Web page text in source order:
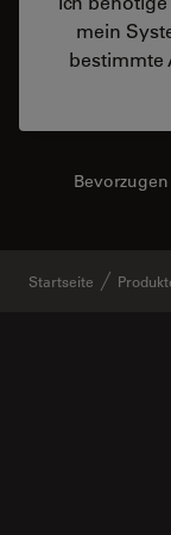
mein
bestimmte
Startseite